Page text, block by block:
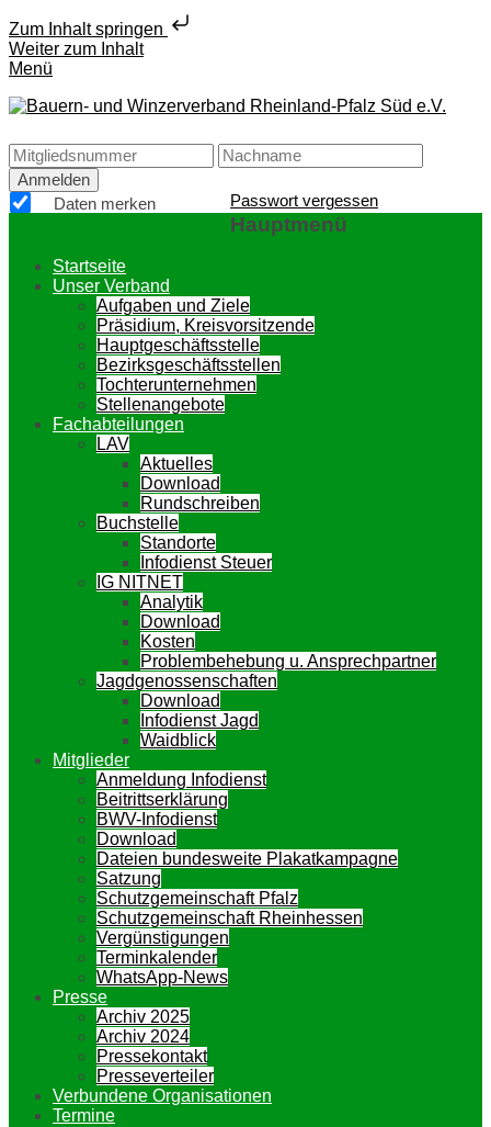
Zum Inhalt springen
Weiter zum Inhalt
Menü
Bauern- und Winzerverband Rheinland-Pfalz Süd e.V.
Daten merken Passwort vergessen
Hauptmenü
Startseite
Unser Verband
Aufgaben und Ziele
Präsidium, Kreisvorsitzende
Hauptgeschäftsstelle
Bezirksgeschäftsstellen
Tochterunternehmen
Stellenangebote
Fachabteilungen
LAV
Aktuelles
Download
Rundschreiben
Buchstelle
Standorte
Infodienst Steuer
IG NITNET
Analytik
Download
Kosten
Problembehebung u. Ansprechpartner
Jagdgenossenschaften
Download
Infodienst Jagd
Waidblick
Mitglieder
Anmeldung Infodienst
Beitrittserklärung
BWV-Infodienst
Download
Dateien bundesweite Plakatkampagne
Satzung
Schutzgemeinschaft Pfalz
Schutzgemeinschaft Rheinhessen
Vergünstigungen
Terminkalender
WhatsApp-News
Presse
Archiv 2025
Archiv 2024
Pressekontakt
Presseverteiler
Verbundene Organisationen
Termine